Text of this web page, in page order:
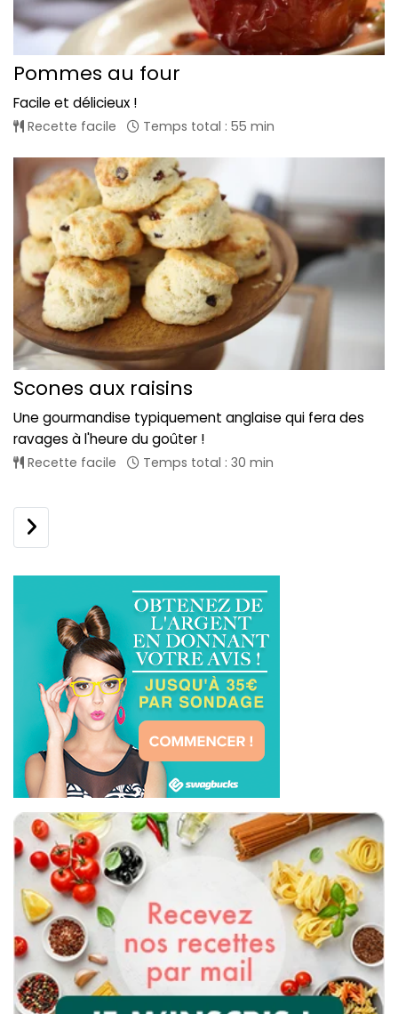
Pommes au four
Facile et délicieux !
Recette facile Temps total : 55 min
Scones aux raisins
Une gourmandise typiquement anglaise qui fera des
ravages à l'heure du goûter !
Recette facile Temps total : 30 min